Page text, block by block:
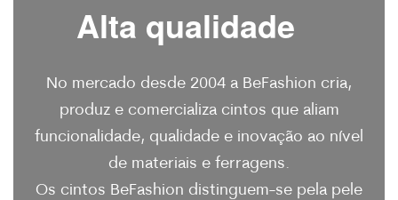
Alta qualidade
No mercado desde 2004 a BeFashion cria,
produz e comercializa cintos que aliam
funcionalidade, qualidade e inovação ao nível
de materiais e ferragens.
Os cintos BeFashion distinguem-se pela pele